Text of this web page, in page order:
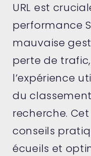
URL est
performance
mauvaise
perte de
l’expérience
du
recherche.
conseils
écueils et